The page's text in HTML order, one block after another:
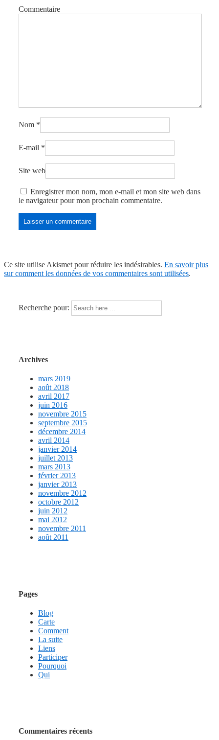
Commentaire
Nom *
E-mail *
Site web
Enregistrer mon nom, mon e-mail et mon site web dans
le navigateur pour mon prochain commentaire.
Ce site utilise Akismet pour réduire les indésirables. En savoir plus
sur comment les données de vos commentaires sont utilisées.
Recherche pour:
Archives
mars 2019
août 2018
avril 2017
juin 2016
novembre 2015
septembre 2015
décembre 2014
avril 2014
janvier 2014
juillet 2013
mars 2013
février 2013
janvier 2013
novembre 2012
octobre 2012
juin 2012
mai 2012
novembre 2011
août 2011
Pages
Blog
Carte
Comment
La suite
Liens
Participer
Pourquoi
Qui
Commentaires récents